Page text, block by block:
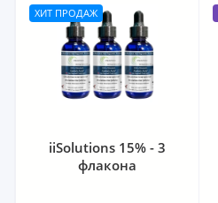
ХИТ ПРОДАЖ
iiSolutions 15% - 3
флакона